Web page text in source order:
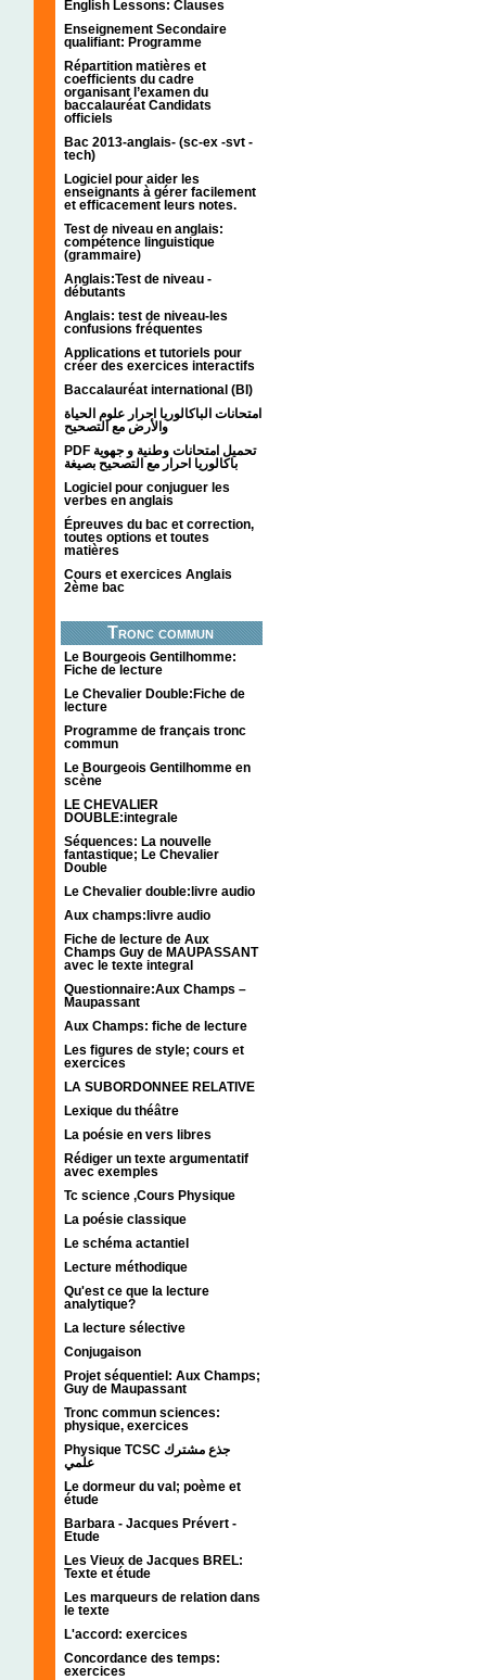
English Lessons: Clauses
Enseignement Secondaire
qualifiant: Programme
Répartition matières et
coefficients du cadre
organisant l’examen du
baccalauréat Candidats
officiels
Bac 2013-anglais- (sc-ex -svt -
tech)
Logiciel pour aider les
enseignants à gérer facilement
et efficacement leurs notes.
Test de niveau en anglais:
compétence linguistique
(grammaire)
Anglais:Test de niveau -
débutants
Anglais: test de niveau-les
confusions fréquentes
Applications et tutoriels pour
créer des exercices interactifs
Baccalauréat international (BI)
امتحانات الباكالوريا احرار علوم الحياة
والأرض مع التصحيح
PDF تحميل امتحانات وطنية و جهوية
باكالوريا احرار مع التصحيح بصيغة
Logiciel pour conjuguer les
verbes en anglais
Épreuves du bac et correction,
toutes options et toutes
matières
Cours et exercices Anglais
2ème bac
Tronc commun
Le Bourgeois Gentilhomme:
Fiche de lecture
Le Chevalier Double:Fiche de
lecture
Programme de français tronc
commun
Le Bourgeois Gentilhomme en
scène
LE CHEVALIER
DOUBLE:integrale
Séquences: La nouvelle
fantastique; Le Chevalier
Double
Le Chevalier double:livre audio
Aux champs:livre audio
Fiche de lecture de Aux
Champs Guy de MAUPASSANT
avec le texte integral
Questionnaire:Aux Champs –
Maupassant
Aux Champs: fiche de lecture
Les figures de style; cours et
exercices
LA SUBORDONNEE RELATIVE
Lexique du théâtre
La poésie en vers libres
Rédiger un texte argumentatif
avec exemples
Tc science ,Cours Physique
La poésie classique
Le schéma actantiel
Lecture méthodique
Qu'est ce que la lecture
analytique?
La lecture sélective
Conjugaison
Projet séquentiel: Aux Champs;
Guy de Maupassant
Tronc commun sciences:
physique, exercices
Physique TCSC جذع مشترك
علمي
Le dormeur du val; poème et
étude
Barbara - Jacques Prévert -
Etude
Les Vieux de Jacques BREL:
Texte et étude
Les marqueurs de relation dans
le texte
L'accord: exercices
Concordance des temps:
exercices